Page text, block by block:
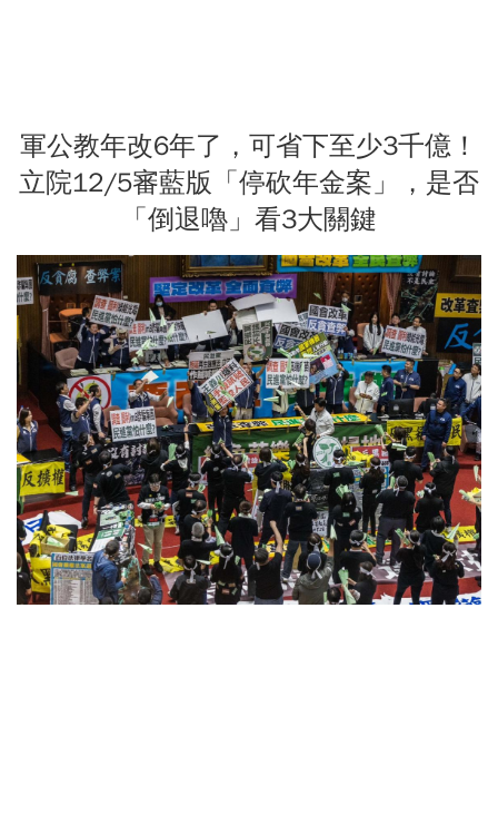
軍公教年改6年了，可省下至少3千億！
立院12/5審藍版「停砍年金案」，是否
「倒退嚕」看3大關鍵